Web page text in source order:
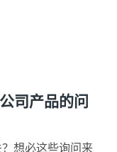
司产品的问
想必这些询问来